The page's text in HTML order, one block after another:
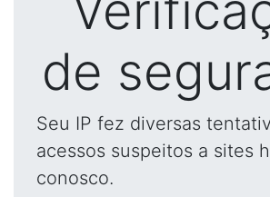
de
Seu IP fez diversas
acessos suspeitos a sites
conosco.